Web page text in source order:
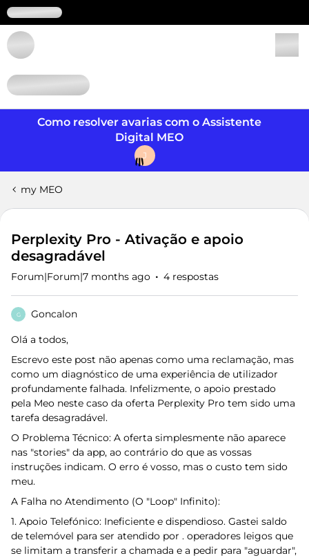
Como resolver avarias com o Assistente
Digital MEO
J
my MEO
Perplexity Pro - Ativação e apoio
desagradável
Forum|Forum|7 months ago 4 respostas
G Goncalon
Olá a todos,
Escrevo este post não apenas como uma reclamação, mas
como um diagnóstico de uma experiência de utilizador
profundamente falhada. Infelizmente, o apoio prestado
pela Meo neste caso da oferta Perplexity Pro tem sido uma
tarefa desagradável.
O Problema Técnico: A oferta simplesmente não aparece
nas "stories" da app, ao contrário do que as vossas
instruções indicam. O erro é vosso, mas o custo tem sido
meu.
A Falha no Atendimento (O "Loop" Infinito):
1. Apoio Telefónico: Ineficiente e dispendioso. Gastei saldo
de telemóvel para ser atendido por . operadores leigos que
se limitam a transferir a chamada e a pedir para "aguardar",